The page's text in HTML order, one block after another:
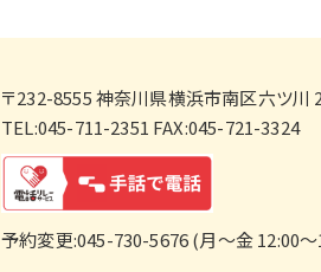
〒232-8555神奈川県横浜市南区六ツ川
TEL:045-711-2351 FAX:045-721-3324
予約変更:045-730-5676 (月～金 12:00～